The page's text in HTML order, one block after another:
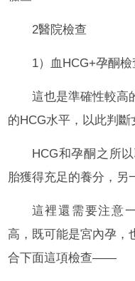
2醫院檢查
1）血HCG+孕酮檢
這也是準確性較高
的HCG水平，以此判斷
HCG和孕酮之所
胎獲得充足的養分，另
這裡還需要注意
高，既可能是宮內孕，
合下面這項檢查——